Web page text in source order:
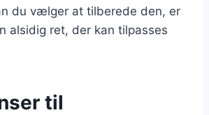
du vælger at tilberede den, er
alsidig ret, der kan tilpasses
til